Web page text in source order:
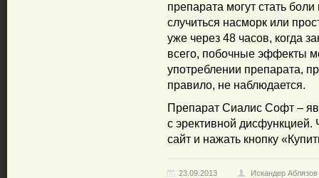
препарата могут стать
случиться насморк или
уже через 48 часов, когда
всего, побочные эффекты
употреблении препарата,
правило, не наблюдается.
Препарат Сиалис Софт –
с эрективной дисфункцией.
сайт и нажать кнопку
23.09.2013 Искандер Аблязов